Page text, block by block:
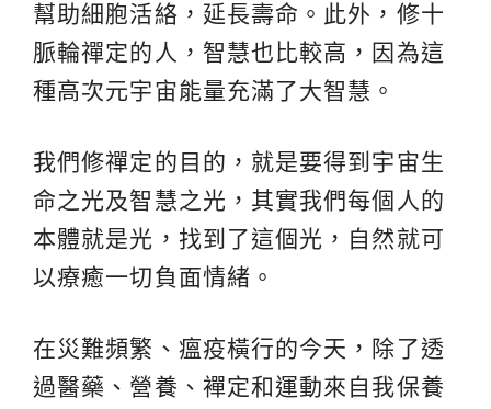
幫助細胞活絡，延長壽命。此外，修十
脈輪禪定的人，智慧也比較高，因為這
種高次元宇宙能量充滿了大智慧。
我們修禪定的目的，就是要得到宇宙生
命之光及智慧之光，其實我們每個人的
本體就是光，找到了這個光，自然就可
以療癒一切負面情緒。
在災難頻繁、瘟疫橫行的今天，除了透
過醫藥、營養、襌定和運動來自我保養